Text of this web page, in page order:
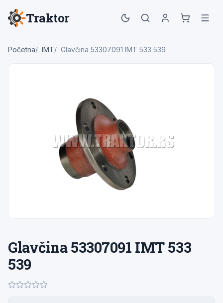
Traktor
Početna IMT Glavčina 53307091 IMT 533 539
Glavčina 53307091 IMT 533
539